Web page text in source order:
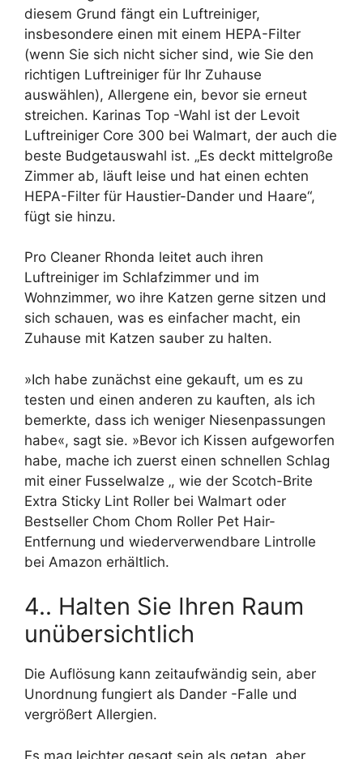
diesem Grund fängt ein Luftreiniger,
insbesondere einen mit einem HEPA-Filter
(wenn Sie sich nicht sicher sind, wie Sie den
richtigen Luftreiniger für Ihr Zuhause
auswählen), Allergene ein, bevor sie erneut
streichen. Karinas Top -Wahl ist der Levoit
Luftreiniger Core 300 bei Walmart, der auch die
beste Budgetauswahl ist. „Es deckt mittelgroße
Zimmer ab, läuft leise und hat einen echten
HEPA-Filter für Haustier-Dander und Haare“,
fügt sie hinzu.
Pro Cleaner Rhonda leitet auch ihren
Luftreiniger im Schlafzimmer und im
Wohnzimmer, wo ihre Katzen gerne sitzen und
sich schauen, was es einfacher macht, ein
Zuhause mit Katzen sauber zu halten.
»Ich habe zunächst eine gekauft, um es zu
testen und einen anderen zu kauften, als ich
bemerkte, dass ich weniger Niesenpassungen
habe«, sagt sie. »Bevor ich Kissen aufgeworfen
habe, mache ich zuerst einen schnellen Schlag
mit einer Fusselwalze ‚, wie der Scotch-Brite
Extra Sticky Lint Roller bei Walmart oder
Bestseller Chom Chom Roller Pet Hair-
Entfernung und wiederverwendbare Lintrolle
bei Amazon erhältlich.
4.. Halten Sie Ihren Raum
unübersichtlich
Die Auflösung kann zeitaufwändig sein, aber
Unordnung fungiert als Dander -Falle und
vergrößert Allergien.
Es mag leichter gesagt sein als getan, aber